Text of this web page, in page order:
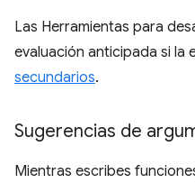
Las Herramientas para
evaluación anticipada si la
secundarios.
Sugerencias de
Mientras escribes